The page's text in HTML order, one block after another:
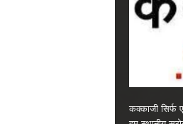
कक्काजी सिर्फ